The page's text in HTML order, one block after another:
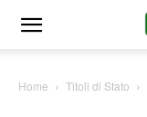
Home Titoli di Stato